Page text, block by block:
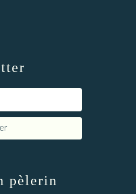
pèlerin